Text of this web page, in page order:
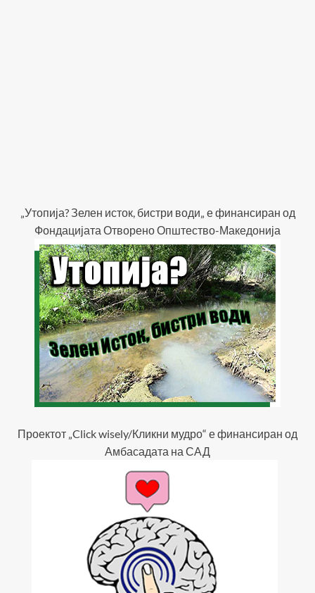
„Утопија? Зелен исток, бистри води„ е финансиран од
Фондацијата Отворено Општество-Македонија
Проектот „Click wisely/Кликни мудро“ е финансиран од
Амбасадата на САД